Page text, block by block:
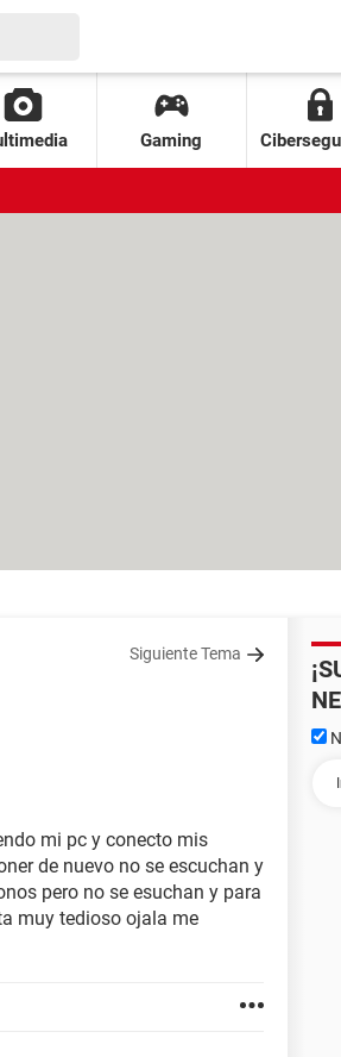
Gaming
Siguiente Tema
mi pc y conecto mis
de nuevo no se escuchan y
pero no se esuchan y para
muy tedioso ojala me